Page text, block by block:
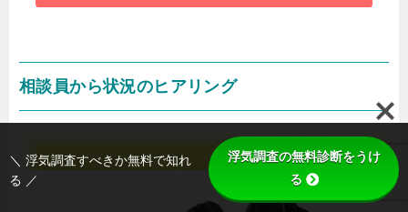
相談員から状況のヒアリング
＼ 浮気調査すべきか無料で知れ
る ／
浮気調査の無料診断をうけ
る